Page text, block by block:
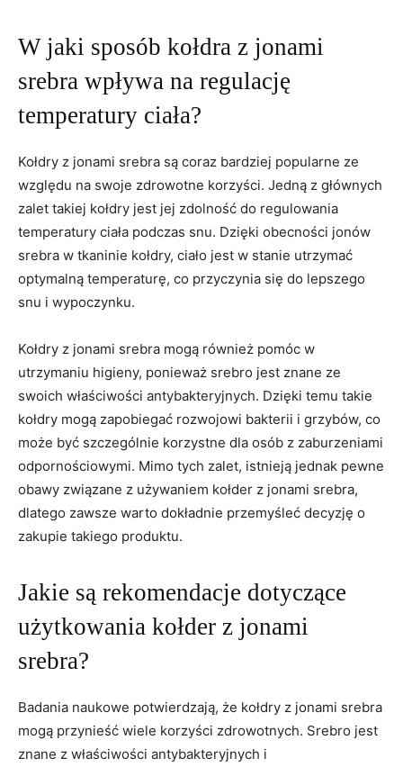
W jaki sposób kołdra z jonami
srebra wpływa ‌na regulację
temperatury ciała?
Kołdry‍ z jonami srebra są coraz bardziej popularne ze
względu na swoje zdrowotne korzyści. Jedną z głównych
zalet takiej kołdry jest jej zdolność do regulowania
⁢temperatury ciała podczas ⁢snu. ‍Dzięki⁢ obecności jonów
⁢srebra‍ w ‌tkaninie kołdry,⁢ ciało‌ jest w stanie utrzymać
optymalną ⁤temperaturę, co ​przyczynia się do lepszego
⁣snu i ‌wypoczynku.
Kołdry z​ jonami srebra mogą również pomóc w
utrzymaniu higieny, ponieważ srebro jest znane ​ze
swoich właściwości antybakteryjnych. Dzięki temu takie
kołdry mogą ⁣zapobiegać rozwojowi ​bakterii‌ i grzybów, co
może być ‌szczególnie korzystne‍ dla osób z zaburzeniami
odpornościowymi. Mimo⁢ tych⁣ zalet, istnieją jednak pewne
obawy związane ⁤z ⁤używaniem kołder z ‌jonami srebra,
dlatego zawsze warto ​dokładnie przemyśleć decyzję o
zakupie takiego produktu.
Jakie są rekomendacje dotyczące
⁣użytkowania kołder z jonami
srebra?
Badania naukowe potwierdzają, że kołdry z jonami srebra
mogą przynieść wiele korzyści‍ zdrowotnych. Srebro jest
znane z właściwości ⁢antybakteryjnych i